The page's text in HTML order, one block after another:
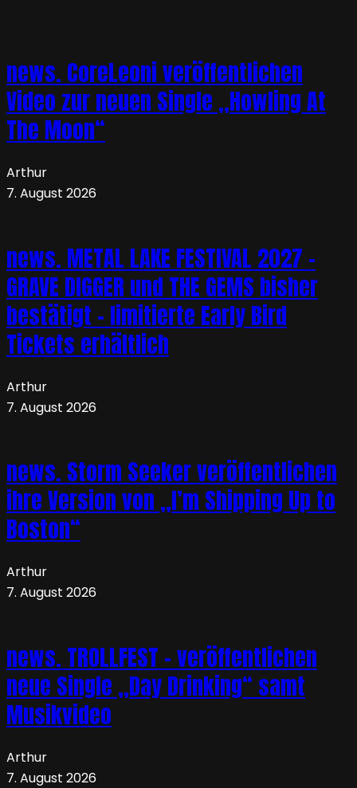
news. CoreLeoni veröffentlichen
Video zur neuen Single „Howling At
The Moon“
Arthur
7. August 2026
news. METAL LAKE FESTIVAL 2027 –
GRAVE DIGGER und THE GEMS bisher
bestätigt – limitierte Early Bird
Tickets erhältlich
Arthur
7. August 2026
news. Storm Seeker veröffentlichen
ihre Version von „I’m Shipping Up to
Boston“
Arthur
7. August 2026
news. TROLLFEST – veröffentlichen
neue Single „Day Drinking“ samt
Musikvideo
Arthur
7. August 2026